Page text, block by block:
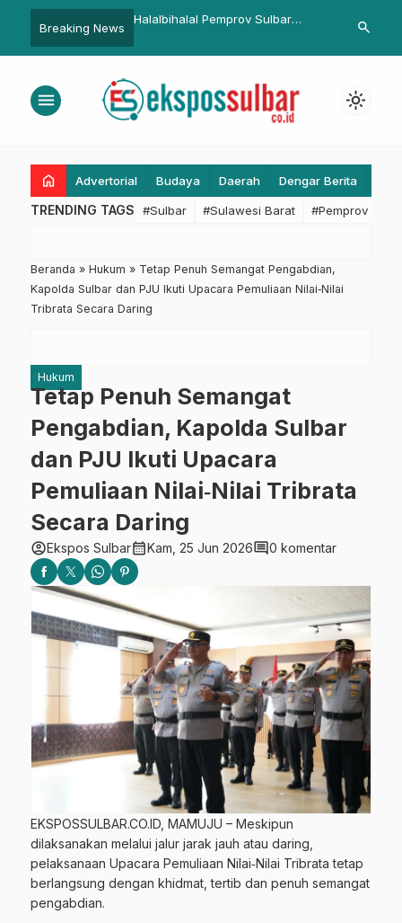
Breaking News
Bangun Sinergi yang
dan Masyarakat
Bupati Pasangkayu Terima
Bupati
search
menu light_mode
home Advertorial Budaya Daerah Dengar Berita
TRENDING TAGS #Sulbar #Sulawesi Barat #Pemprov
Beranda » Hukum » Tetap Penuh Semangat Pengabdian,
Kapolda Sulbar dan PJU Ikuti Upacara Pemuliaan Nilai‑Nilai
Tribrata Secara Daring
Hukum
Tetap Penuh Semangat
Pengabdian, Kapolda Sulbar
dan PJU Ikuti Upacara
Pemuliaan Nilai‑Nilai Tribrata
Secara Daring
account_circleEkspos Sulbarcalendar_monthKam, 25 Jun 2026comment0 komentar
EKSPOSSULBAR.CO.ID, MAMUJU – Meskipun
dilaksanakan melalui jalur jarak jauh atau daring,
pelaksanaan Upacara Pemuliaan Nilai‑Nilai Tribrata tetap
berlangsung dengan khidmat, tertib dan penuh semangat
pengabdian.